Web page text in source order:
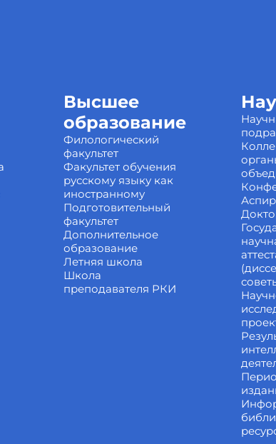
Высшее
образование
Филологический
факультет
Факультет обучения
русскому языку как
иностранному
Подготовительный
факультет
Дополнительное
образование
Летняя школа
Школа
преподавателя РКИ